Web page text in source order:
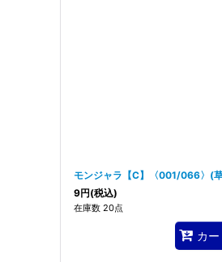
モンジャラ【C】〈001/066〉(
9円(税込)
在庫数 20点
カ